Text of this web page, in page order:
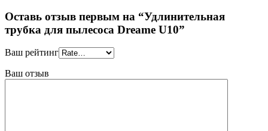
Оставь отзыв первым на “Удлинительная
трубка для пылесоса Dreame U10”
Ваш рейтинг
Ваш отзыв